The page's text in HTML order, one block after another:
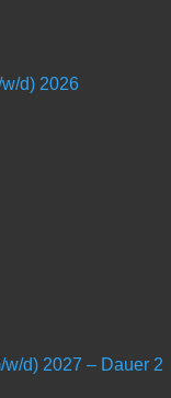
d) 2026
d) 2027 – Dauer 2